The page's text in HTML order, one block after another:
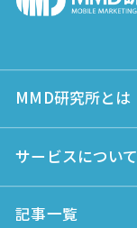
MMD研究所とは
サービスについて
記事一覧